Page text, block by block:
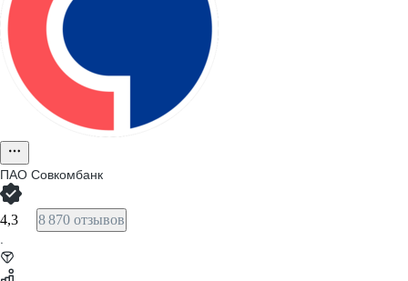
ПАО Совкомбанк
4,3 8 870 отзывов
·